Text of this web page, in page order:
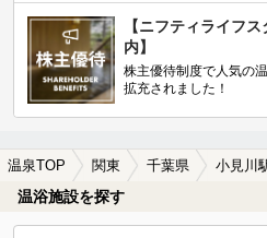
【ニフティライフ
内】
株主優待制度で人気の
拡充されました！
温泉TOP 関東 千葉県 小見川
温浴施設を探す